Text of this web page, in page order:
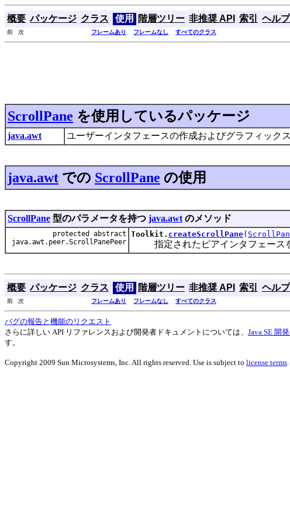
概要 パッケージ クラス 使用 階層ツリー 非推奨 API 索引 ヘルプ
前 次 フレームあり フレームなし すべてのクラス
ScrollPane を使用しているパッケージ
java.awt ユーザーインタフェースの作成およびグラフィック
java.awt での ScrollPane の使用
ScrollPane 型のパラメータを持つ java.awt のメソッド
protected abstract
java.awt.peer.ScrollPanePeer
Toolkit. createScrollPane(
指定されたピアインタフェース
概要 パッケージ クラス 使用 階層ツリー 非推奨 API 索引 ヘルプ
前 次 フレームあり フレームなし すべてのクラス
バグの報告と機能のリクエスト
さらに詳しい API リファレンスおよび開発者ドキュメントについては、 Java SE 開
す。
Copyright 2009 Sun Microsystems, Inc. All rights reserved. Use is subject to license terms